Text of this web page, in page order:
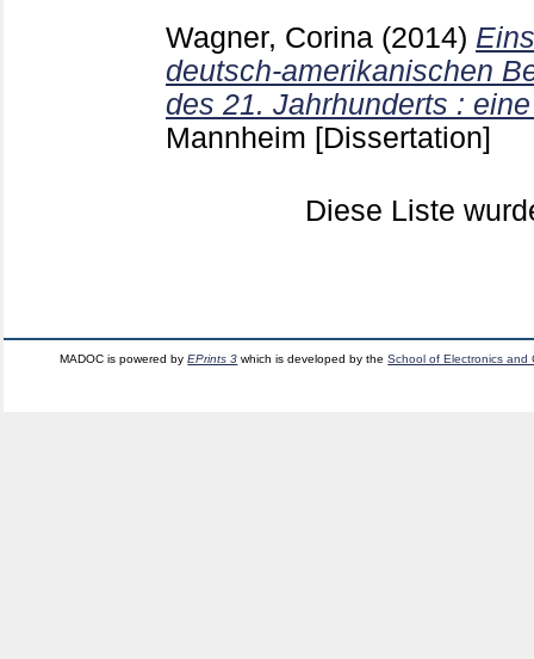
Wagner, Corina (2014)
deutsch-amerikanischen
des 21. Jahrhunderts :
Mannheim [Dissertation]
Diese Liste
MADOC is powered byEPrints 3 which is developed by theSchool of Electronics and